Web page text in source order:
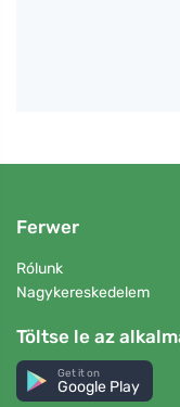
Ferwer
Rólunk
Nagykereskedelem
Töltse le az
Get it on
Google Play